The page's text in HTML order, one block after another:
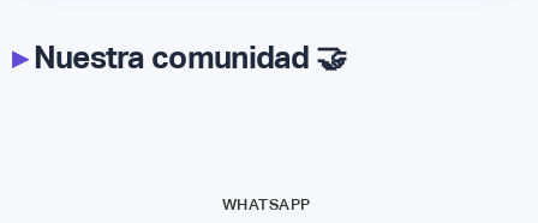
▸Nuestra comunidad 🤝
WHATSAPP